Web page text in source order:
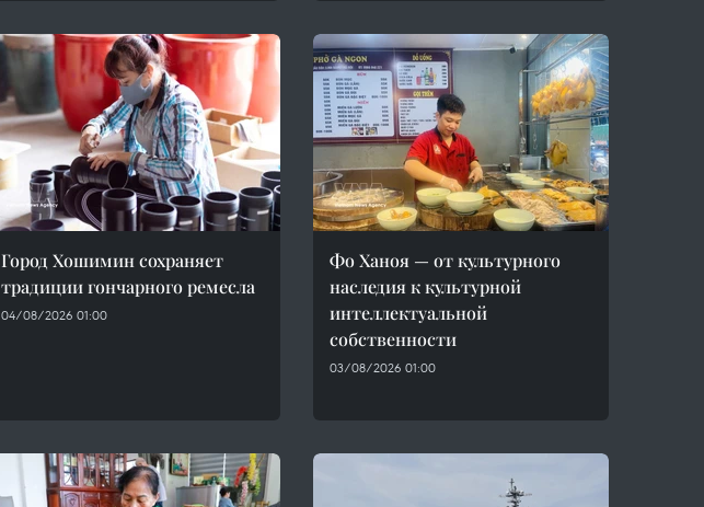
Город Хошимин сохраняет
традиции гончарного ремесла
04/08/2026 01:00
Фо Ханоя — от культурного
наследия к культурной
интеллектуальной
собственности
03/08/2026 01:00